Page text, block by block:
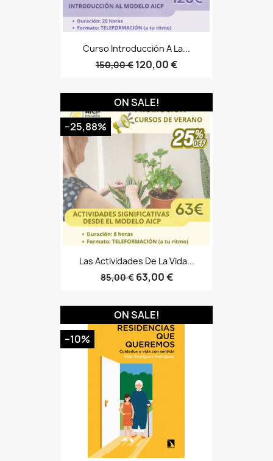
Curso Introducción A La...
150,00 € 120,00 €
Las Actividades De La Vida...
85,00 € 63,00 €
ON SALE!
−25,88%
ON SALE!
−10%